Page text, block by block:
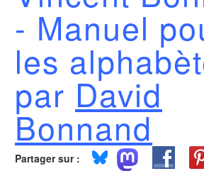
- Manuel
les
par David
Bonnand
Partager sur :